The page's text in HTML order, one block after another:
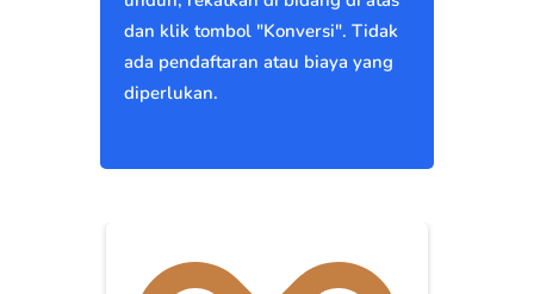
dan klik tombol "Konversi". Tidak
ada pendaftaran atau biaya yang
diperlukan.